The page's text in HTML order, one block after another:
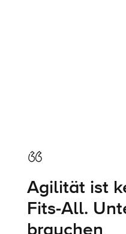
Agilität ist
Fits-All.
brauchen